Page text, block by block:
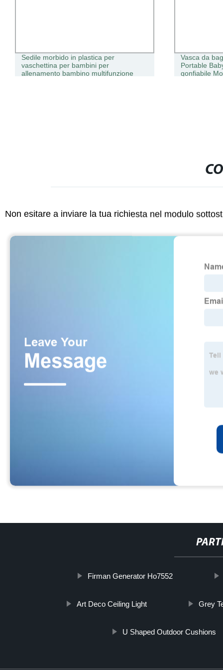
Sedile morbido in plastica per
vaschettina per bambini per
allenamento bambino multifunzione
Vasca da
Portable
gonfiabile
Non esitare a inviare la tua richiesta nel modulo
Firman Generator Ho7552
Art Deco Ceiling Light Grey
U Shaped Outdoor Cushions